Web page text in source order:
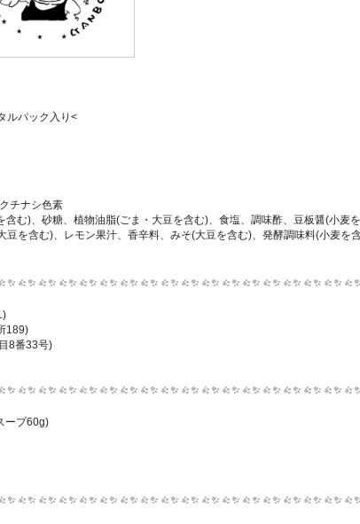
ルパック入り<
チナシ色素
む)、砂糖、植物油脂(ごま・大豆を含む)、食塩、調味酢、豆板醤(小麦
を含む)、レモン果汁、香辛料、みそ(大豆を含む)、発酵調味料(小麦を
189)
8番33号)
ープ60g)